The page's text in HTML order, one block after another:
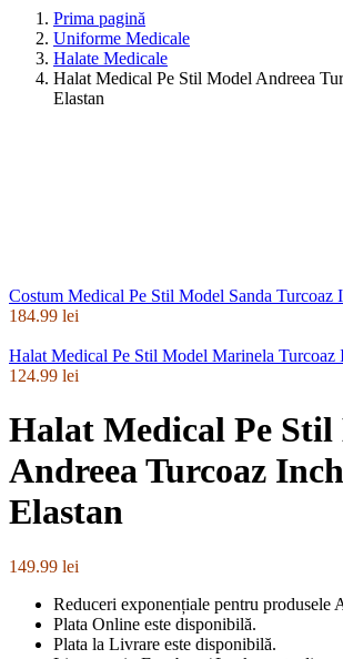
Prima pagină
Uniforme Medicale
Halate Medicale
Halat Medical Pe Stil Model Andreea
Elastan
Costum Medical Pe Stil Model Sanda Turcoaz
184.99 lei
Halat Medical Pe Stil Model Marinela Turcoaz
124.99 lei
Halat Medical Pe Stil
Andreea Turcoaz
Elastan
149.99 lei
Reduceri exponențiale pentru produsele
Plata Online este disponibilă.
Plata la Livrare este disponibilă.